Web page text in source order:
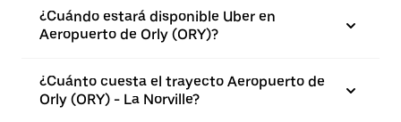
¿Cuándo estará disponible Uber en
Aeropuerto de Orly (ORY)?
¿Cuánto cuesta el trayecto Aeropuerto de
Orly (ORY) - La Norville?